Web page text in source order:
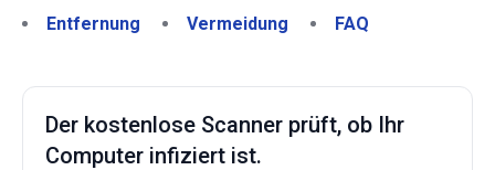
Entfernung
Vermeidung FAQ
Der kostenlose Scanner prüft, ob Ihr
Computer infiziert ist.